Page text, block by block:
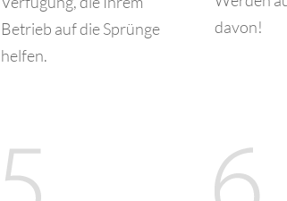
Betrieb auf die Sprünge
helfen.
davon!